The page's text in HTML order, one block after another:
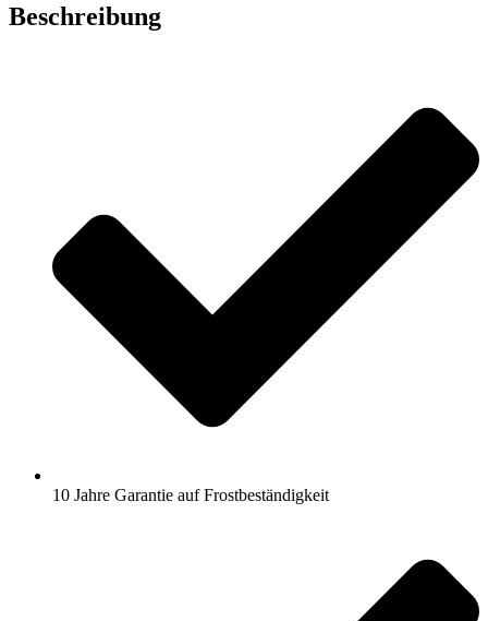
Beschreibung
10 Jahre Garantie auf Frostbeständigkeit